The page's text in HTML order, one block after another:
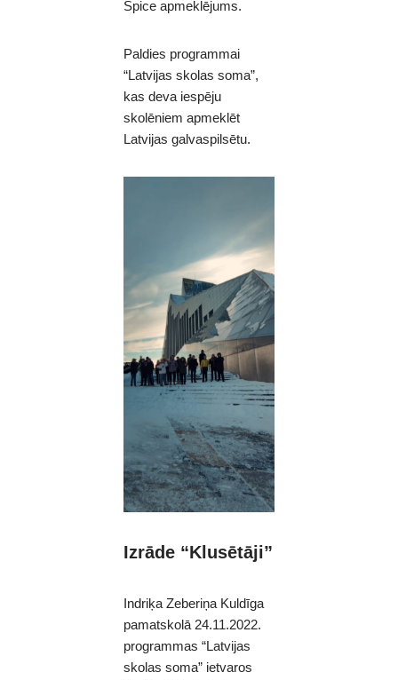
Spice apmeklējums.
Paldies programmai
“Latvijas skolas soma”,
kas deva iespēju
skolēniem apmeklēt
Latvijas galvaspilsētu.
Izrāde “Klusētāji”
Indriķa Zeberiņa Kuldīga
pamatskolā 24.11.2022.
programmas “Latvijas
skolas soma” ietvaros